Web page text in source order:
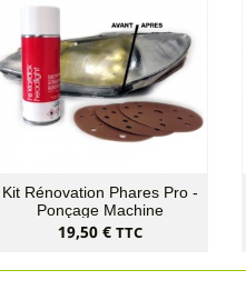
Kit Rénovation Phares Pro -
Ponçage Machine
Prix
19,50 € TTC